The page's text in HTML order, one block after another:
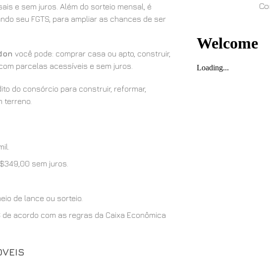
e sem juros. Além do sorteio mensal, é
seu FGTS, para ampliar as chances de ser
você pode: comprar casa ou apto, construir,
parcelas acessíveis e sem juros.
do consórcio para construir, reformar,
terreno.
sem juros.
de lance ou sorteio.
de acordo com as regras da Caixa Econômica